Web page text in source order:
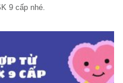
9 cấp nhé.